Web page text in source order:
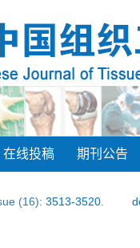
在线投稿 期刊公告
(16): 3513-3520.